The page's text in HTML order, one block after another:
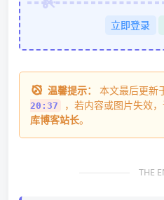
立即登录
温馨提示： 本文最后更新
20:37
，若内容或图片失效
库博客站长。
THE